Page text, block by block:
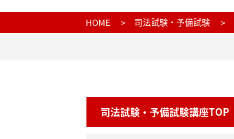
HOME > 司法試験・予備試験 >
司法試験・予備試験講座TOP